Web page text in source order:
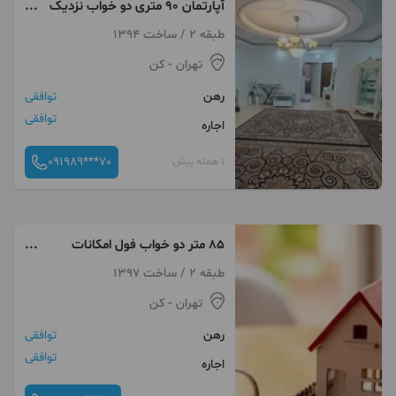
آپارتمان ۹۰ متری دو خواب نزدیک
کوهسار کن
طبقه 2 / ساخت 1394
تهران - کن
رهن
توافقی
اجاره
توافقی
1 هفته پیش 091989***70
۸۵ متر دو خواب فول امکانات
کوهسار ادهمی
طبقه 2 / ساخت 1397
تهران - کن
رهن
توافقی
اجاره
توافقی